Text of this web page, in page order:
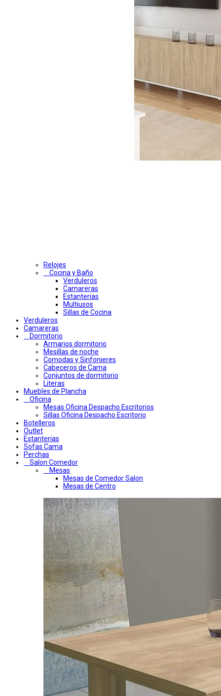
Relojes
Cocina y Baño
Verduleros
Camareras
Estanterias
Multiusos
Sillas de Cocina
Verduleros
Camareras
Dormitorio
Armarios dormitorio
Mesillas de noche
Comodas y Sinfonieres
Cabeceros de Cama
Conjuntos de dormitorio
Literas
Muebles de Plancha
Oficina
Mesas Oficina Despacho Escritorios
Sillas Oficina Despacho Escritorio
Botelleros
Outlet
Estanterias
Sofas Cama
Perchas
Salon Comedor
Mesas
Mesas de Comedor Salon
Mesas de Centro